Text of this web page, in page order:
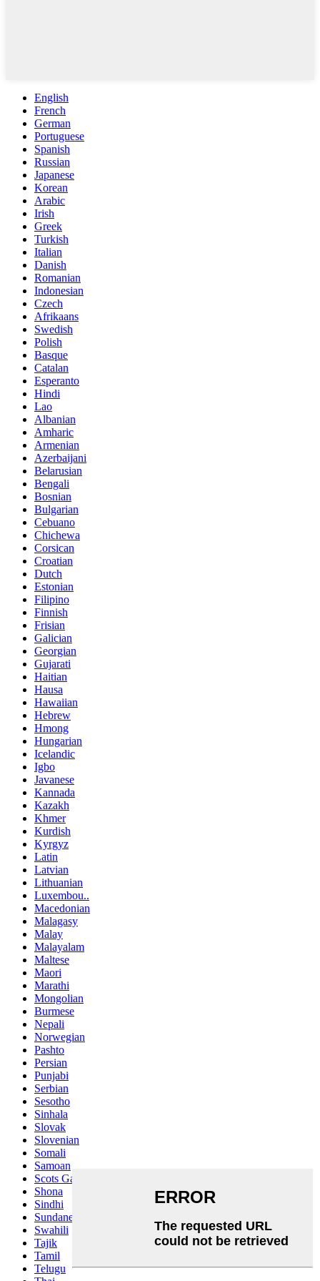
English
French
German
Portuguese
Spanish
Russian
Japanese
Korean
Arabic
Irish
Greek
Turkish
Italian
Danish
Romanian
Indonesian
Czech
Afrikaans
Swedish
Polish
Basque
Catalan
Esperanto
Hindi
Lao
Albanian
Amharic
Armenian
Azerbaijani
Belarusian
Bengali
Bosnian
Bulgarian
Cebuano
Chichewa
Corsican
Croatian
Dutch
Estonian
Filipino
Finnish
Frisian
Galician
Georgian
Gujarati
Haitian
Hausa
Hawaiian
Hebrew
Hmong
Hungarian
Icelandic
Igbo
Javanese
Kannada
Kazakh
Khmer
Kurdish
Kyrgyz
Latin
Latvian
Lithuanian
Luxembou..
Macedonian
Malagasy
Malay
Malayalam
Maltese
Maori
Marathi
Mongolian
Burmese
Nepali
Norwegian
Pashto
Persian
Punjabi
Serbian
Sesotho
Sinhala
Slovak
Slovenian
Somali
Samoan
Scots Gaelic
Shona
Sindhi
Sundanese
Swahili
Tajik
Tamil
Telugu